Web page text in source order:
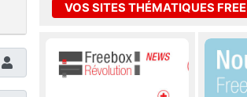
VOS SITES THÉMATIQUES FREE